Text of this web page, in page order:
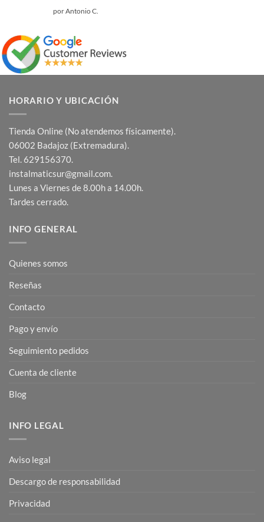
Valorado
por Antonio C.
HORARIO Y UBICACIÓN
Tienda Online (No atendemos físicamente).
06002 Badajoz (Extremadura).
Tel. 629156370.
instalmaticsur@gmail.com.
Lunes a Viernes de 8.00h a 14.00h.
Tardes cerrado.
INFO GENERAL
Quienes somos
Reseñas
Contacto
Pago y envío
Seguimiento pedidos
Cuenta de cliente
Blog
INFO LEGAL
Aviso legal
Descargo de responsabilidad
Privacidad